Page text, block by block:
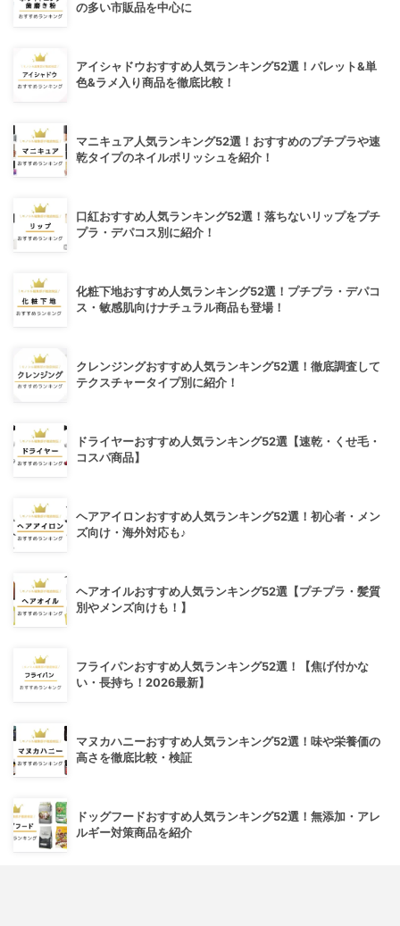
の多い市販品を中心に
アイシャドウおすすめ人気ランキング52選！パレット&単
色&ラメ入り商品を徹底比較！
マニキュア人気ランキング52選！おすすめのプチプラや速
乾タイプのネイルポリッシュを紹介！
口紅おすすめ人気ランキング52選！落ちないリップをプチ
プラ・デパコス別に紹介！
化粧下地おすすめ人気ランキング52選！プチプラ・デパコ
ス・敏感肌向けナチュラル商品も登場！
クレンジングおすすめ人気ランキング52選！徹底調査して
テクスチャータイプ別に紹介！
ドライヤーおすすめ人気ランキング52選【速乾・くせ毛・
コスパ商品】
ヘアアイロンおすすめ人気ランキング52選！初心者・メン
ズ向け・海外対応も♪
ヘアオイルおすすめ人気ランキング52選【プチプラ・髪質
別やメンズ向けも！】
フライパンおすすめ人気ランキング52選！【焦げ付かな
い・長持ち！2026最新】
マヌカハニーおすすめ人気ランキング52選！味や栄養価の
高さを徹底比較・検証
ドッグフードおすすめ人気ランキング52選！無添加・アレ
ルギー対策商品を紹介